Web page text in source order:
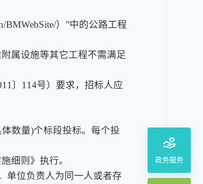
政务服务
）”中的公路工程
属设施等其它工程不需满足
〕114号）要求，招标人应
数量)个标段投标。每个投
细则》执行。
单位负责人为同一人或者存